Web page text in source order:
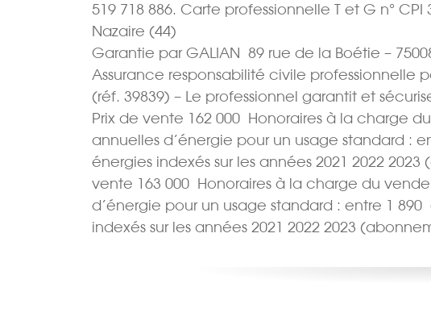
519 718 886. Carte professionnelle T et G n°
Nazaire (44)
Garantie par GALIAN  89 rue de la Boétie –
Assurance responsabilité civile professionnelle
(réf. 39839) – Le professionnel garantit et
Prix de vente 162 000  Honoraires à la charge
annuelles d’énergie pour un usage standard :
énergies indexés sur les années 2021 2022
vente 163 000  Honoraires à la charge du
d’énergie pour un usage standard : entre 1 890
indexés sur les années 2021 2022 2023